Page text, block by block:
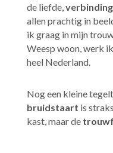
de liefde,
allen prachtig in
ik graag in mijn
Weesp woon, werk
heel Nederland.
Nog een kleine
bruidstaart is
kast, maar de